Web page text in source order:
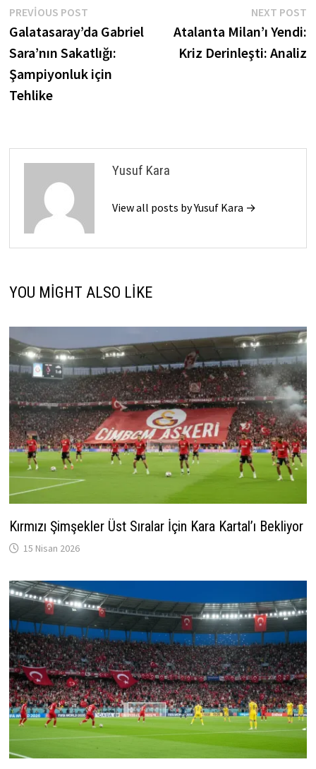
Yazı
gezinmesi
PREVIOUS POSTPrevious
post:
Galatasaray’da Gabriel
Sara’nın Sakatlığı:
Şampiyonluk için
Tehlike
NEXT POST
Atalanta Milan’ı Yendi:
Kriz Derinleşti: Analiz
Yusuf Kara
View all posts by Yusuf Kara →
YOU MIGHT ALSO LIKE
Kırmızı Şimşekler Üst Sıralar İçin Kara Kartal’ı Bekliyor
15 Nisan 2026